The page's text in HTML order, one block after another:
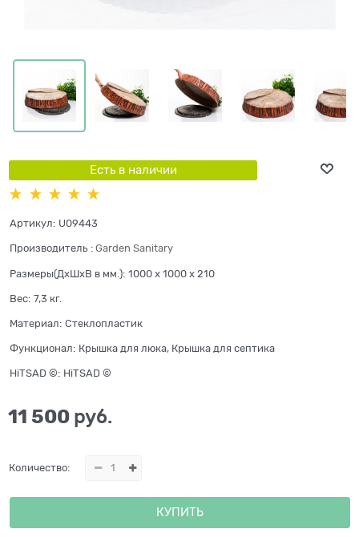
Есть в наличии
Артикул: U09443
Производитель : Garden Sanitary
Размеры(ДхШхВ в мм.): 1000 x 1000 x 210
Вес: 7,3 кг.
Материал: Стеклопластик
Функционал: Крышка для люка, Крышка для септика
HiTSAD ©: HiTSAD ©
11 500 руб.
Количество:
КУПИТЬ